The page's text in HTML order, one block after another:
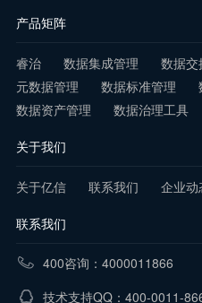
产品矩阵
睿治 数据集成管理 数据交
元数据管理
数据标准管理
数据资产管理
数据治理工具
关于我们
关于亿信 联系我们 企业动
联系我们
400咨询：4000011866
技术支持QQ：400-0011-